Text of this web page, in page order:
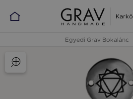
Egyedi Grav Bokalánc